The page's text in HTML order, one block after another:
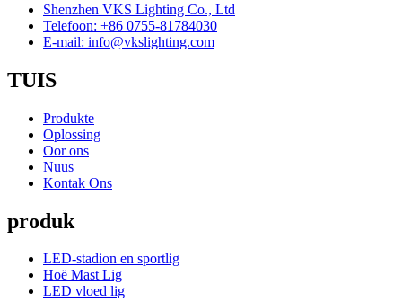
Shenzhen VKS Lighting Co., Ltd
Telefoon: +86 0755-81784030
E-mail: info@vkslighting.com
TUIS
Produkte
Oplossing
Oor ons
Nuus
Kontak Ons
produk
LED-stadion en sportlig
Hoë Mast Lig
LED vloed lig